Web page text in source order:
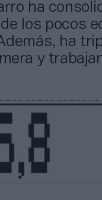
ha
los pocos
ha
y